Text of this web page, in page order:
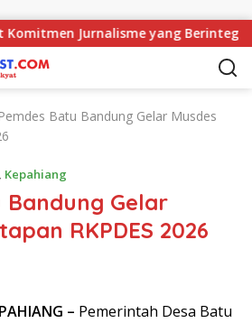
Jurnalisme yang Berintegritas
Pemdes Batu Bandung Gelar Musdes
, Kepahiang
Bandung Gelar
RKPDES 2026
– Pemerintah Desa Batu